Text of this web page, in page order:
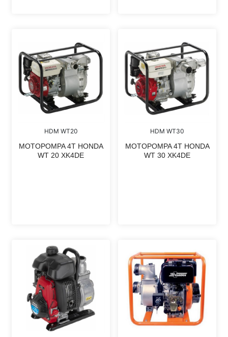
HDM WT20
MOTOPOMPA 4T HONDA
WT 20 XK4DE
HDM WT30
MOTOPOMPA 4T HONDA
WT 30 XK4DE